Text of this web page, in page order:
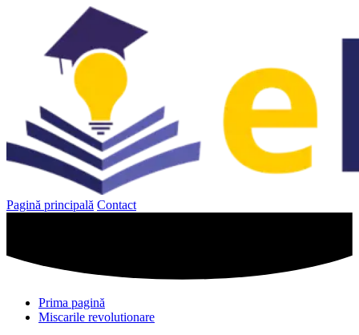
Pagină principală Contact
Prima pagină
Miscarile revolutionare